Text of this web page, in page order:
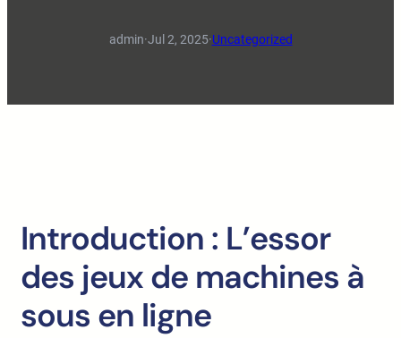
admin·Jul 2, 2025·Uncategorized
Introduction : L’essor
des jeux de machines à
sous en ligne